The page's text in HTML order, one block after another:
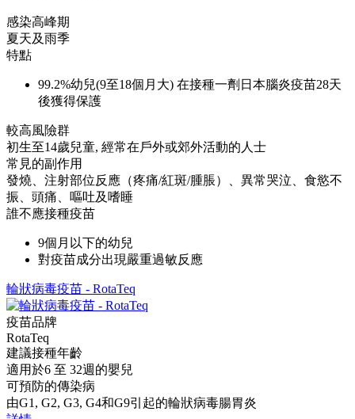
感染高峰期
夏天及雨季
特點
99.2%幼兒(9至18個月大) 在接種一劑日本腦炎疫苗28天
後獲得保護
較高風險群
初生至14歲兒童, 經常在戶外或郊外活動的人士
常見的副作用
發燒、注射部位反應（疼痛/紅斑/腫脹）、異常哭泣、食慾不
振、頭痛、嘔吐及嗜睡
誰不應接種疫苗
9個月以下的幼兒
對疫苗成分出現嚴重過敏反應
輪狀病毒疫苗 - RotaTeq
疫苗品牌
RotaTeq
建議接種年齡
適用於6 至 32週的嬰兒
可預防的傳染病
由G1, G2, G3, G4和G9引起的輪狀病毒腸胃炎